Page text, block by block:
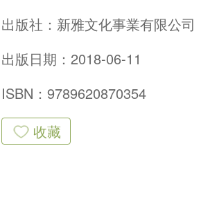
出版社： 新雅文化事業有限公司
出版日期：2018-06-11
ISBN：9789620870354
收藏